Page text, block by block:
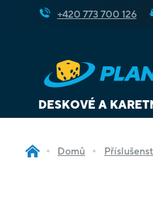
+420 773 700 126
DESKOVÉ A
Domů